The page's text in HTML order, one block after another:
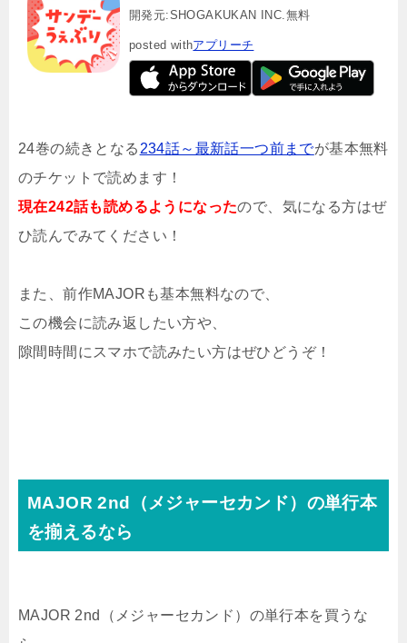
開発元:SHOGAKUKAN INC.無料
posted withアプリーチ
24巻の続きとなる 234話～最新話一つ前までが基本無料
のチケットで読めます！
現在242話も読めるようになったので、気になる方はぜ
ひ読んでみてください！
また、前作MAJORも基本無料なので、
この機会に読み返したい方や、
隙間時間にスマホで読みたい方はぜひどうぞ！
MAJOR 2nd（メジャーセカンド）の単行本
を揃えるなら
MAJOR 2nd（メジャーセカンド）の単行本を買うな